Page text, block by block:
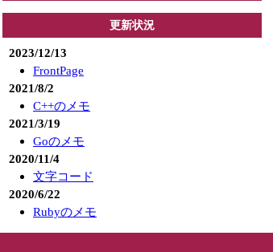
更新状況
2023/12/13
FrontPage
2021/8/2
C++のメモ
2021/3/19
Goのメモ
2020/11/4
文字コード
2020/6/22
Rubyのメモ